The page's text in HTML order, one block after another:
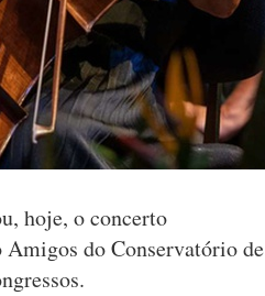
hoje, o concerto
Amigos do Conservatório de